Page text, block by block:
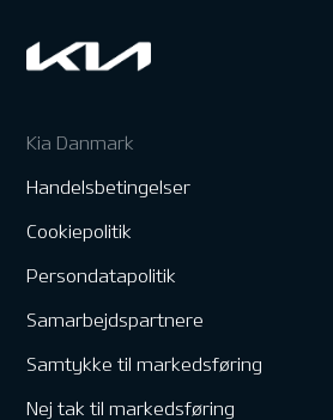
Kia Danmark
Handelsbetingelser
Cookiepolitik
Persondatapolitik
Samarbejdspartnere
Samtykke til markedsføring
Nej tak til markedsføring